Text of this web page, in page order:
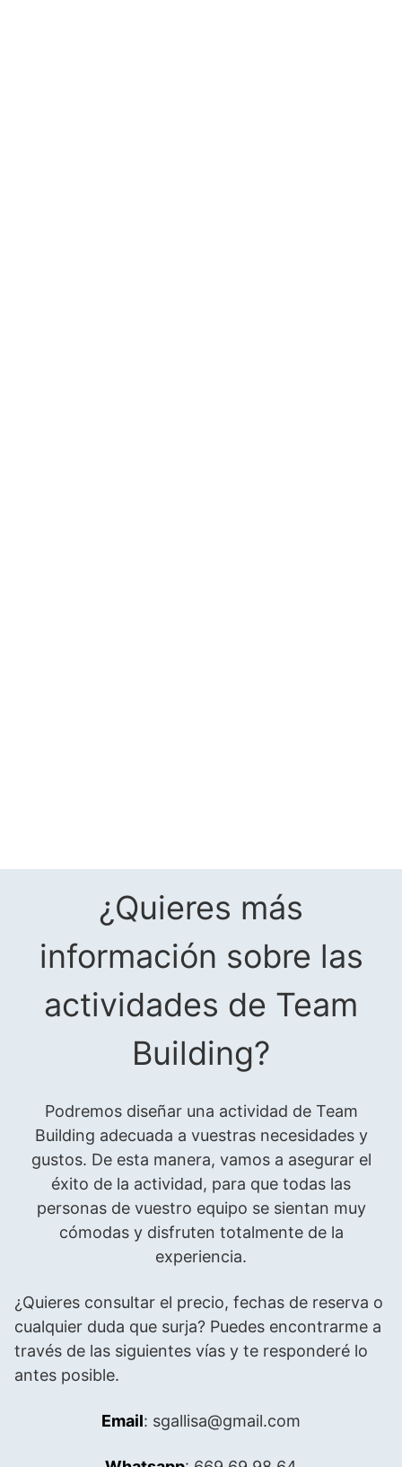
¿Quieres más
información sobre las
actividades de Team
Building?
Podremos diseñar una actividad de Team
Building adecuada a vuestras necesidades y
gustos. De esta manera, vamos a asegurar el
éxito de la actividad, para que todas las
personas de vuestro equipo se sientan muy
cómodas y disfruten totalmente de la
experiencia.
¿Quieres consultar el precio, fechas de reserva o
cualquier duda que surja? Puedes encontrarme a
través de las siguientes vías y te responderé lo
antes posible.
Email: sgallisa@gmail.com